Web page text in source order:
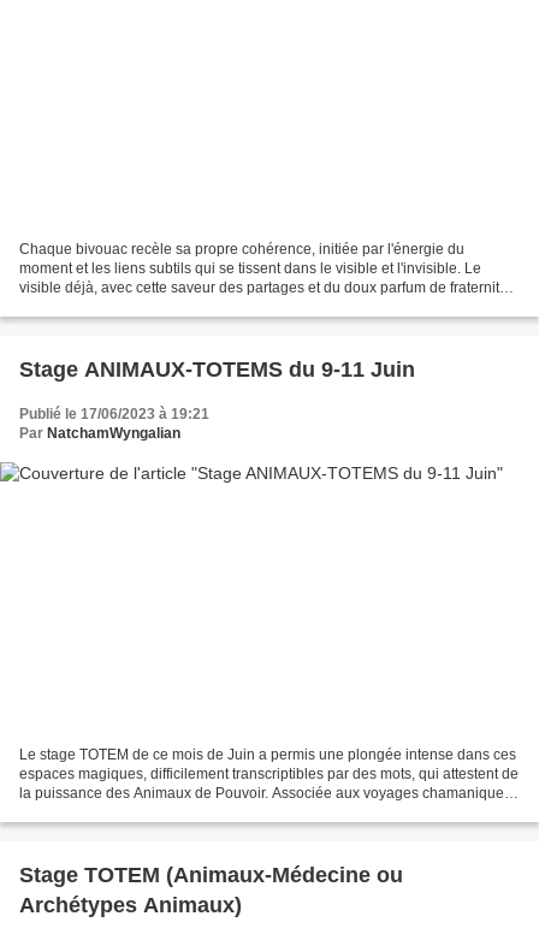
Chaque bivouac recèle sa propre cohérence, initiée par l'énergie du
moment et les liens subtils qui se tissent dans le visible et l'invisible. Le
visible déjà, avec cette saveur des partages et du doux parfum de fraternité
Stage ANIMAUX-TOTEMS du 9-11 Juin
Publié le 17/06/2023 à 19:21
Par NatchamWyngalian
Le stage TOTEM de ce mois de Juin a permis une plongée intense dans ces
espaces magiques, difficilement transcriptibles par des mots, qui attestent de
la puissance des Animaux de Pouvoir. Associée aux voyages chamaniques
Stage TOTEM (Animaux-Médecine ou
Archétypes Animaux)